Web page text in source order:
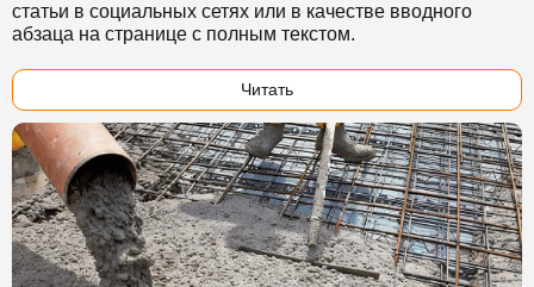
статьи в социальных сетях или в качестве вводного
абзаца на странице с полным текстом.
Читать